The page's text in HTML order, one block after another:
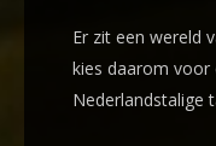
Er zit een wereld
kies daarom voor
Nederlandstalige